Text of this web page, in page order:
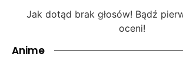
Jak dotąd brak głosów! Bądź
oceni!
Anime